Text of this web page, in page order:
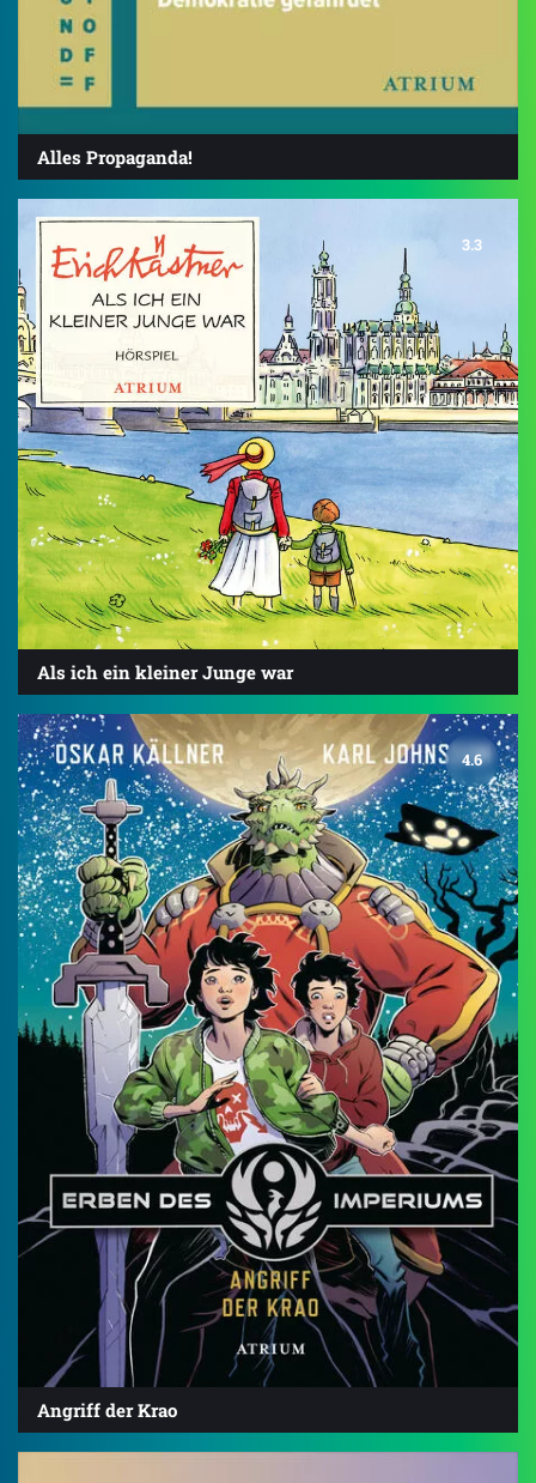
Alles Propaganda!
3.3
Als ich ein kleiner Junge war
4.6
Angriff der Krao